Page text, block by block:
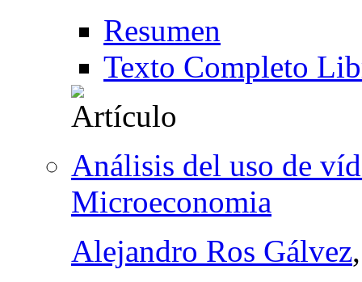
Resumen
Texto Completo
Análisis del uso de
Microeconomia
Alejandro Ros Gálvez